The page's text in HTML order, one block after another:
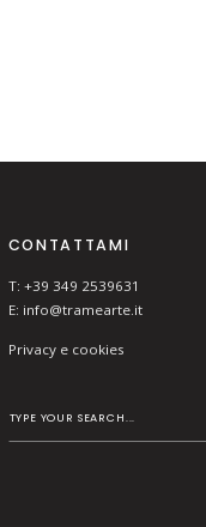
CONTATTAMI
T: +39 349 2539631
E: info@tramearte.it
Privacy e cookies